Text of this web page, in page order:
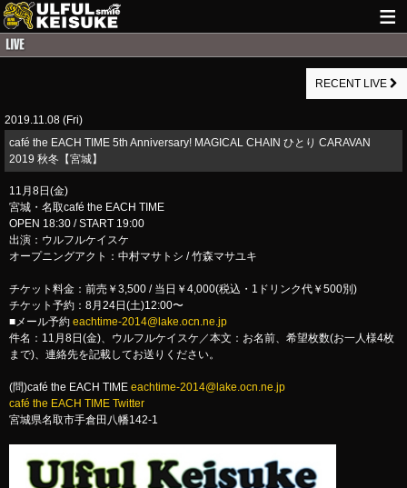
RECENT LIVE
2019.11.08 (Fri)
café the EACH TIME 5th Anniversary! MAGICAL CHAIN ひとり CARAVAN
2019 秋冬【宮城】
11月8日(金)
宮城・名取café the EACH TIME
OPEN 18:30 / START 19:00
出演：ウルフルケイスケ
オープニングアクト：中村マサトシ / 竹森マサユキ
チケット料金：前売￥3,500 / 当日￥4,000(税込・1ドリンク代￥500別)
チケット予約：8月24日(土)12:00〜
■メール予約 eachtime-2014@lake.ocn.ne.jp
件名：11月8日(金)、ウルフルケイスケ／本文：お名前、希望枚数(お一人様4枚
まで)、連絡先を記載してお送りください。
(問)café the EACH TIME eachtime-2014@lake.ocn.ne.jp
café the EACH TIME Twitter
宮城県名取市手倉田八幡142-1